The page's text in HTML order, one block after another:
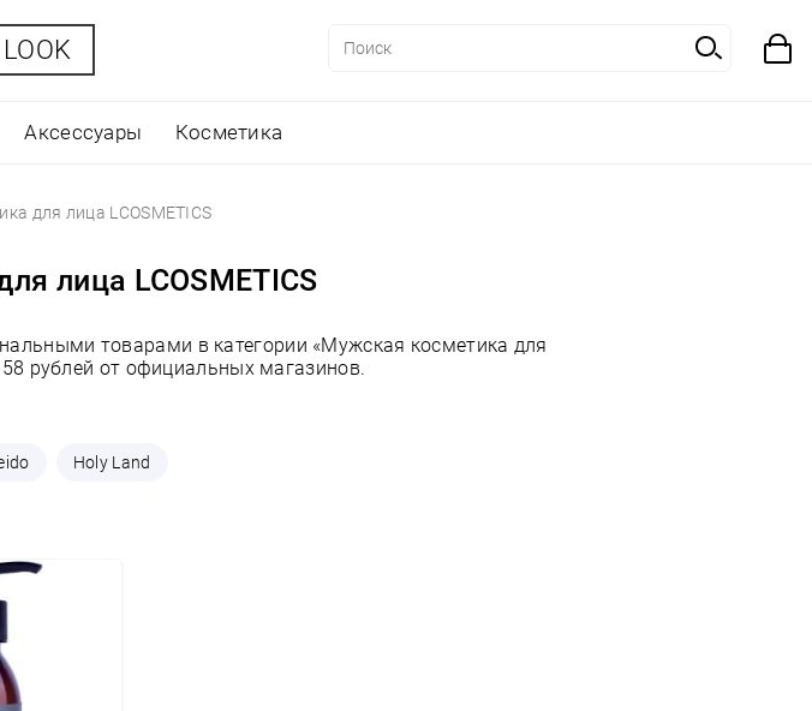
Аксессуары Косметика
для лица LCOSMETICS
лица LCOSMETICS
товарами в категории «Мужская косметика для
рублей от официальных магазинов.
Holy Land